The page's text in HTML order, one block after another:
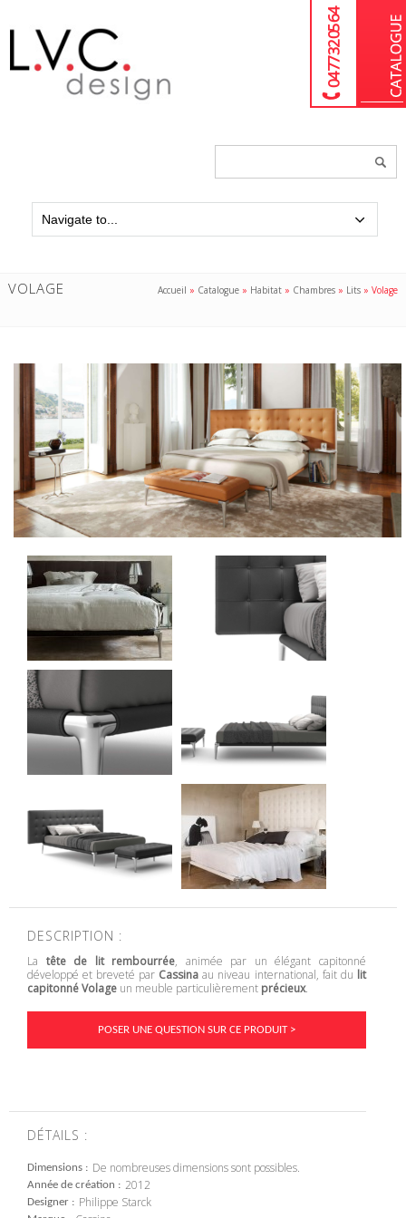
04 77 32 05 64
VOLAGE Accueil » Catalogue » Habitat » Chambres » Lits »Volage
DESCRIPTION :
La tête de lit rembourrée, animée par un élégant capitonné
développé et breveté par Cassina au niveau international, fait du lit
capitonnéVolage un meuble particulièrement précieux.
POSER UNE QUESTION SUR CE PRODUIT >
DÉTAILS :
Dimensions De nombreuses dimensions sont possibles.
Année de création 2012
Designer Philippe Starck